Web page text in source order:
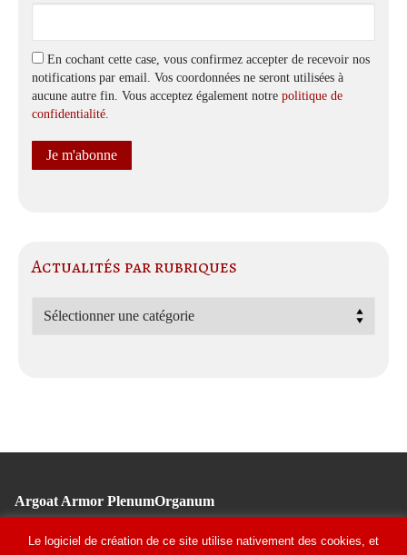
En cochant cette case, vous confirmez accepter de recevoir nos
notifications par email. Vos coordonnées ne seront utilisées à
aucune autre fin. Vous acceptez également notre politique de
confidentialité
Actualités par rubriques
Actualités
Argoat Armor PlenumOrganum
Fondation Bon Sauveur
Le logiciel de création de ce site utilise nativement des cookies, et